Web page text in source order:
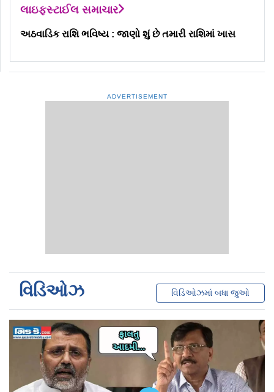
લાઇફસ્ટાઈલ સમાચાર
અઠવાડિક રાશિ ભવિષ્ય : જાણો શું છે તમારી રાશિમાં ખાસ
ADVERTISEMENT
વિડિઓઝ વિડિઓઝમાં બધા જુઓ